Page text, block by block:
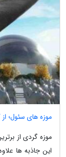
موزه های سئول؛ از
موزه گردی از
این جاذبه ها